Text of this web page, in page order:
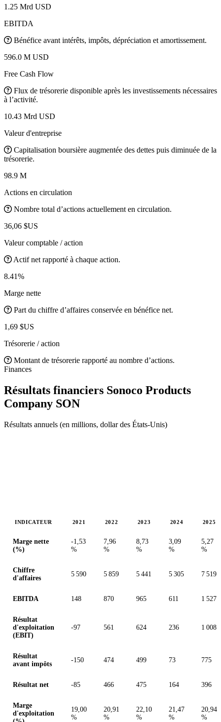
1.25 Mrd USD
EBITDA
Bénéfice avant intérêts, impôts, dépréciation et amortissement.
596.0 M USD
Free Cash Flow
Flux de trésorerie disponible après les investissements nécessaires
à l’activité.
10.43 Mrd USD
Valeur d'entreprise
Capitalisation boursière augmentée des dettes puis diminuée de la
trésorerie.
98.9 M
Actions en circulation
Nombre total d’actions actuellement en circulation.
36,06 $US
Valeur comptable / action
Actif net rapporté à chaque action.
8.41%
Marge nette
Part du chiffre d’affaires conservée en bénéfice net.
1,69 $US
Trésorerie / action
Montant de trésorerie rapporté au nombre d’actions.
Finances
Résultats financiers Sonoco Products
Company SON
Résultats annuels (en millions, dollar des États-Unis)
INDICATEUR 2021 2022 2023 2024 2025
Marge nette
(%)
-1,53
%
7,96
%
8,73
%
3,09
%
5,27
%
Chiffre
d'affaires
5 590 5 859 5 441 5 305 7 519
EBITDA 148 870 965 611 1 527
Résultat
d'exploitation
(EBIT)
-97 561 624 236 1 008
Résultat
avant impôts
-150 474 499 73 775
Résultat net -85 466 475 164 396
Marge
d'exploitation
19,00
%
20,91
%
22,10
%
21,47
%
20,94
%